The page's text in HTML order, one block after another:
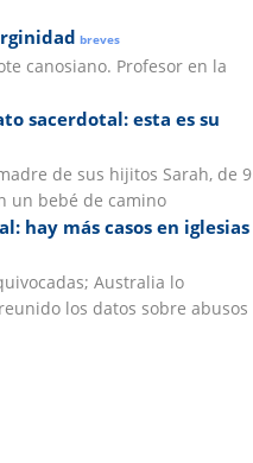
breves
canosiano. Profesor en la
sacerdotal: esta es su
de sus hijitos Sarah, de 9
un bebé de camino
hay más casos en iglesias
Australia lo
los datos sobre abusos